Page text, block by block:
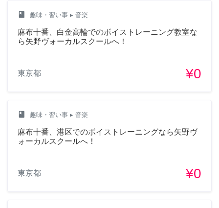
class 趣味・習い事 ▸ 音楽
麻布十番、白金高輪でのボイストレーニング教室な
ら矢野ヴォーカルスクールへ！
東京都 ¥0
class 趣味・習い事 ▸ 音楽
麻布十番、港区でのボイストレーニングなら矢野ヴ
ォーカルスクールへ！
東京都 ¥0